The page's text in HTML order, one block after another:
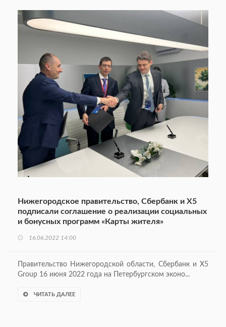
Нижегородское правительство, Сбербанк и X5
подписали соглашение о реализации социальных
и бонусных программ «Карты жителя»
16.06.2022 14:00
Правительство Нижегородской области, Сбербанк и X5
Group 16 июня 2022 года на Петербургском эконо...
ЧИТАТЬ ДАЛЕЕ